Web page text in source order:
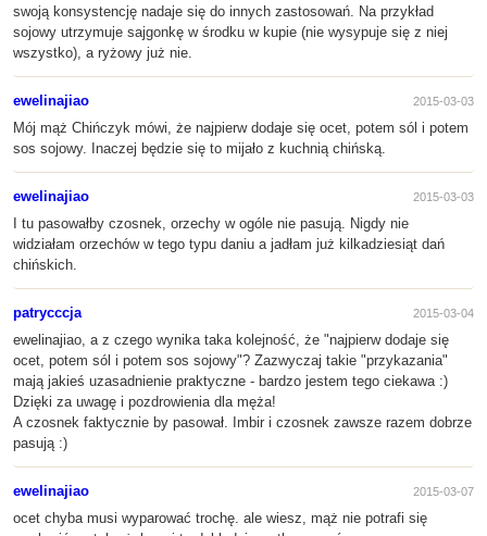
swoją konsystencję nadaje się do innych zastosowań. Na przykład
sojowy utrzymuje sajgonkę w środku w kupie (nie wysypuje się z niej
wszystko), a ryżowy już nie.
ewelinajiao 2015-03-03
Mój mąż Chińczyk mówi, że najpierw dodaje się ocet, potem sól i potem
sos sojowy. Inaczej będzie się to mijało z kuchnią chińską.
ewelinajiao 2015-03-03
I tu pasowałby czosnek, orzechy w ogóle nie pasują. Nigdy nie
widziałam orzechów w tego typu daniu a jadłam już kilkadziesiąt dań
chińskich.
patrycccja 2015-03-04
ewelinajiao, a z czego wynika taka kolejność, że "najpierw dodaje się
ocet, potem sól i potem sos sojowy"? Zazwyczaj takie "przykazania"
mają jakieś uzasadnienie praktyczne - bardzo jestem tego ciekawa :)
Dzięki za uwagę i pozdrowienia dla męża!
A czosnek faktycznie by pasował. Imbir i czosnek zawsze razem dobrze
pasują :)
ewelinajiao 2015-03-07
ocet chyba musi wyparować trochę. ale wiesz, mąż nie potrafi się